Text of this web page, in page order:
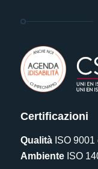
Certificazioni
QualitàISO 9001
AmbienteISO